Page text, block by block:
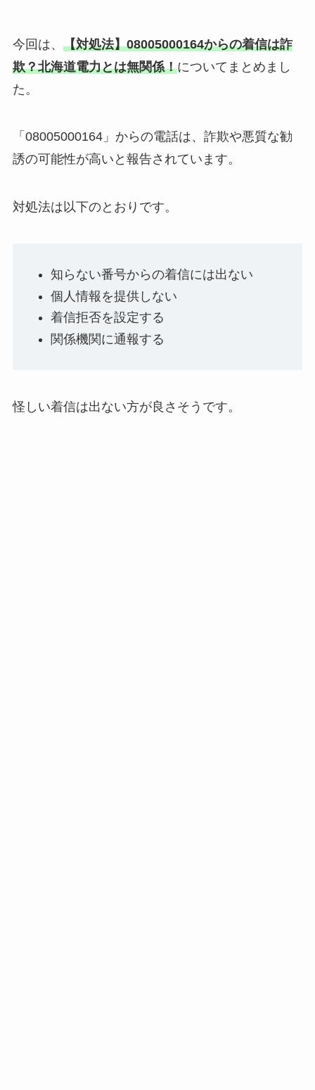
今回は、 【対処法】08005000164からの着信は詐
欺？北海道電力とは無関係！についてまとめまし
た。
「08005000164」からの電話は、詐欺や悪質な勧
誘の可能性が高いと報告されています。
対処法は以下のとおりです。
知らない番号からの着信には出ない
個人情報を提供しない
着信拒否を設定する
関係機関に通報する
怪しい着信は出ない方が良さそうです。